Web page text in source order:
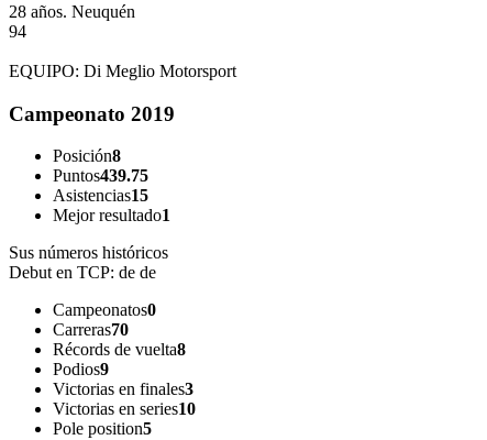
28 años. Neuquén
94
EQUIPO: Di Meglio Motorsport
Campeonato 2019
Posición8
Puntos439.75
Asistencias15
Mejor resultado1
Sus números históricos
Debut en TCP: de de
Campeonatos0
Carreras70
Récords de vuelta8
Podios9
Victorias en finales3
Victorias en series10
Pole position5